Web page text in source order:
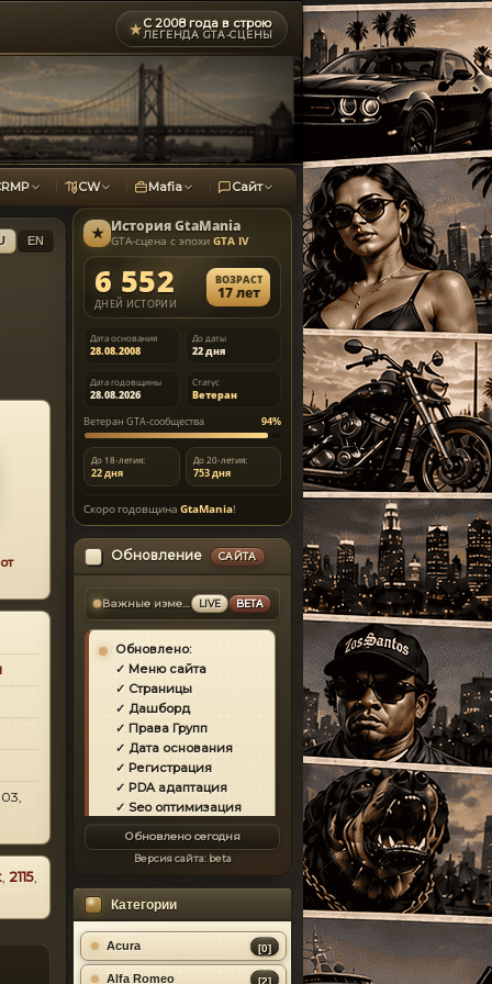
★С 2008 года в строю
ЛЕГЕНДА GTA-СЦЕНЫ
CW Mafia Сайт
EN
, 2115,
★ ИсторияGtaMania
GTA-сцена с эпохи GTA IV
6 552
ДНЕЙ ИСТОРИИ
ВОЗРАСТ
17 лет
Дата основания
28.08.2008
До даты
22 дня
Дата годовщины
28.08.2026
Статус
Ветеран
Ветеран GTA-сообщества
94%
До 18-летия:
22 дня
До 20-летия:
753 дня
Скоро годовщинаGtaMania!
Обновление САЙТА
Важные изменения LIVE BETA
Обновлено:
✓ Меню сайта
✓ Страницы
✓ Дашборд
✓ Права Групп
✓ Дата основания
✓ Регистрация
✓ PDA адаптация
✓ Seo оптимизация
✓ Загрузка страниц
✓ Моды
✓ Главная
✓ Репутация
✓ Золотой коммент
✓ Футер
✓ Форум
Обновлено сегодня
Версия сайта: beta
Категории
Acura [0]
Alfa Romeo [2]